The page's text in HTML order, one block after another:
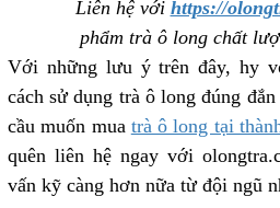
Liên hệ với https://
phẩm trà ô long chất
Với những lưu ý trên đây, hy
cách sử dụng trà ô long đúng
cầu muốn mua trà ô long tại
quên liên hệ ngay với
vấn kỹ càng hơn nữa từ đội ngũ